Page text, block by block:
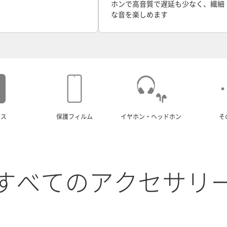
ホンで高音質で遅延も少なく、繊細
な音を楽しめます
保護フィルム イヤホン・ヘッドホン そ
べてのアクセサリ